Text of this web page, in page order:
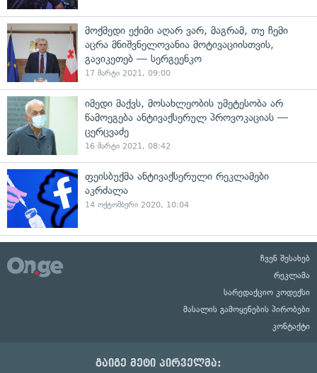
მოქმედი ექიმი აღარ ვარ, მაგრამ, თუ ჩემი
აცრა მნიშვნელოვანია მოტივაციისთვის,
გავიკეთებ — სერგეენკო
17 მარტი 2021, 09:00
იმედი მაქვს, მოსახლეობის უმეტესობა არ
წამოეგება ანტივაქსერულ პროვოკაციას —
ცერცვაძე
16 მარტი 2021, 08:42
ფეისბუქმა ანტივაქსერული რეკლამები
აკრძალა
14 ოქტომბერი 2020, 10:04
ჩვენ შესახებ
რეკლამა
სარედაქციო კოდექსი
მასალის გამოყენების პირობები
კონტაქტი
გაიგე მეტი პირველმა: